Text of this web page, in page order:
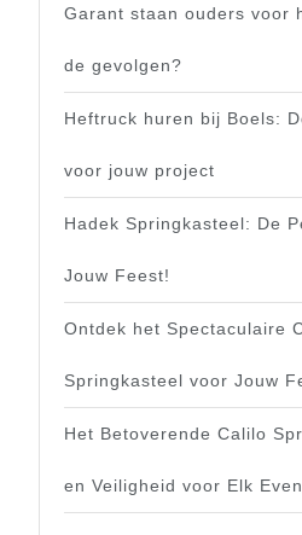
Garant staan ouders voor
de gevolgen?
Heftruck huren bij Boels:
voor jouw project
Hadek Springkasteel: De
Jouw Feest!
Ontdek het Spectaculaire
Springkasteel voor Jouw
Het Betoverende Calilo
en Veiligheid voor Elk